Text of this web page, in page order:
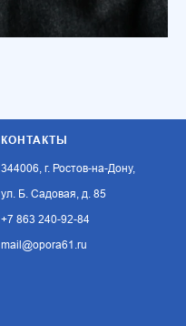
КОНТАКТЫ
344006, г. Ростов-на-Дону,
ул. Б. Садовая, д. 85
+7 863 240-92-84
mail@opora61.ru